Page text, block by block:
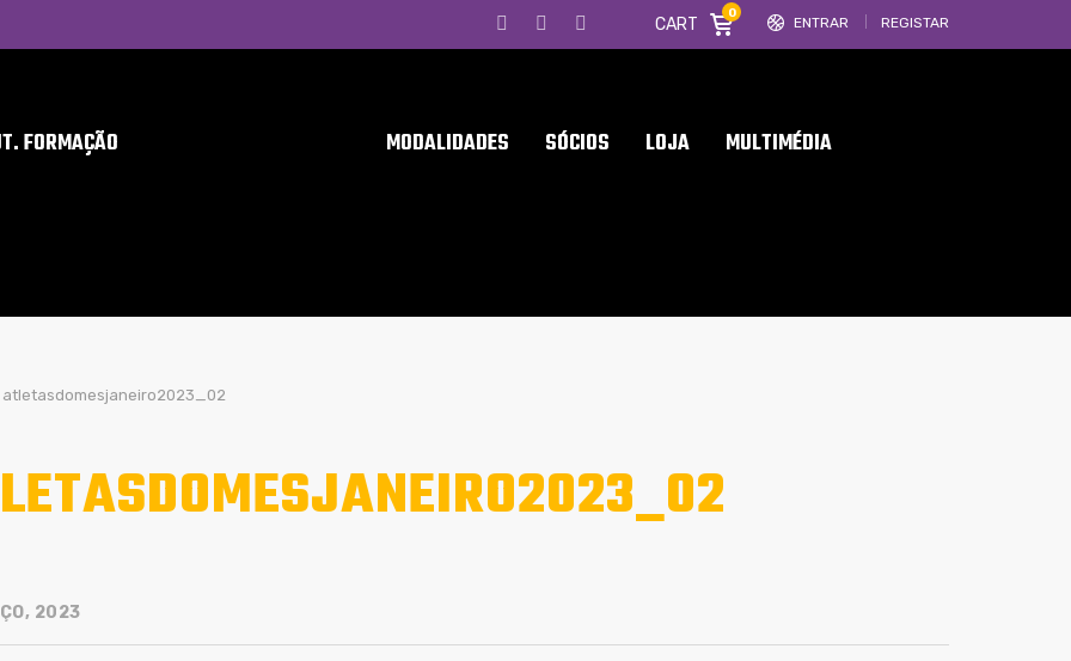
ENTRAR REGISTAR
CART
0
FORMAÇÃO MODALIDADES SÓCIOS LOJA MULTIMÉDIA
atletasdomesjaneiro2023_02
2023